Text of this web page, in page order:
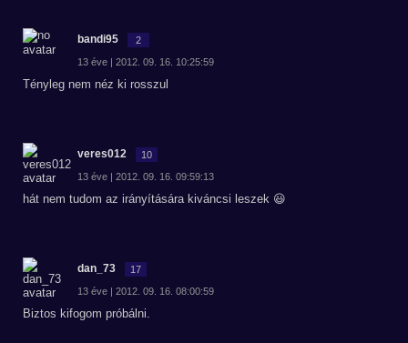
bandi95 2
13 éve | 2012. 09. 16. 10:25:59
Tényleg nem néz ki rosszul
veres012 10
13 éve | 2012. 09. 16. 09:59:13
hát nem tudom az irányítására kiváncsi leszek 😃
dan_73 17
13 éve | 2012. 09. 16. 08:00:59
Biztos kifogom próbálni.